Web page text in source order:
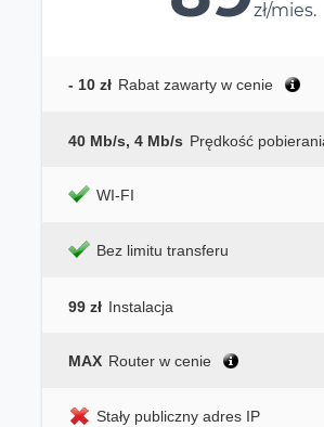
zł/mies.
- 10 zł Rabat zawarty w cenie
40 Mb/s, 4 Mb/s Prędkość
WI-FI
Bez limitu transferu
99 zł Instalacja
MAX Router w cenie
Stały publiczny adres IP